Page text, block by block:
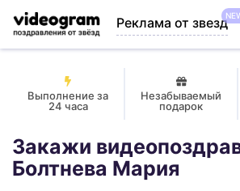
Реклама от звезд
Выполнение за
24 часа
Незабываемый
подарок
Закажи
Болтнева Мария